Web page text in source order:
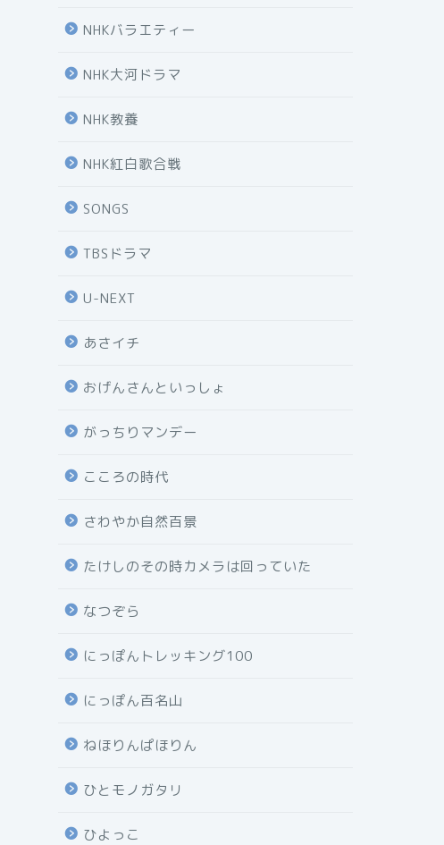
NHKバラエティー
NHK大河ドラマ
NHK教養
NHK紅白歌合戦
SONGS
TBSドラマ
U-NEXT
あさイチ
おげんさんといっしょ
がっちりマンデー
こころの時代
さわやか自然百景
たけしのその時カメラは回っていた
なつぞら
にっぽんトレッキング100
にっぽん百名山
ねほりんぱほりん
ひとモノガタリ
ひよっこ